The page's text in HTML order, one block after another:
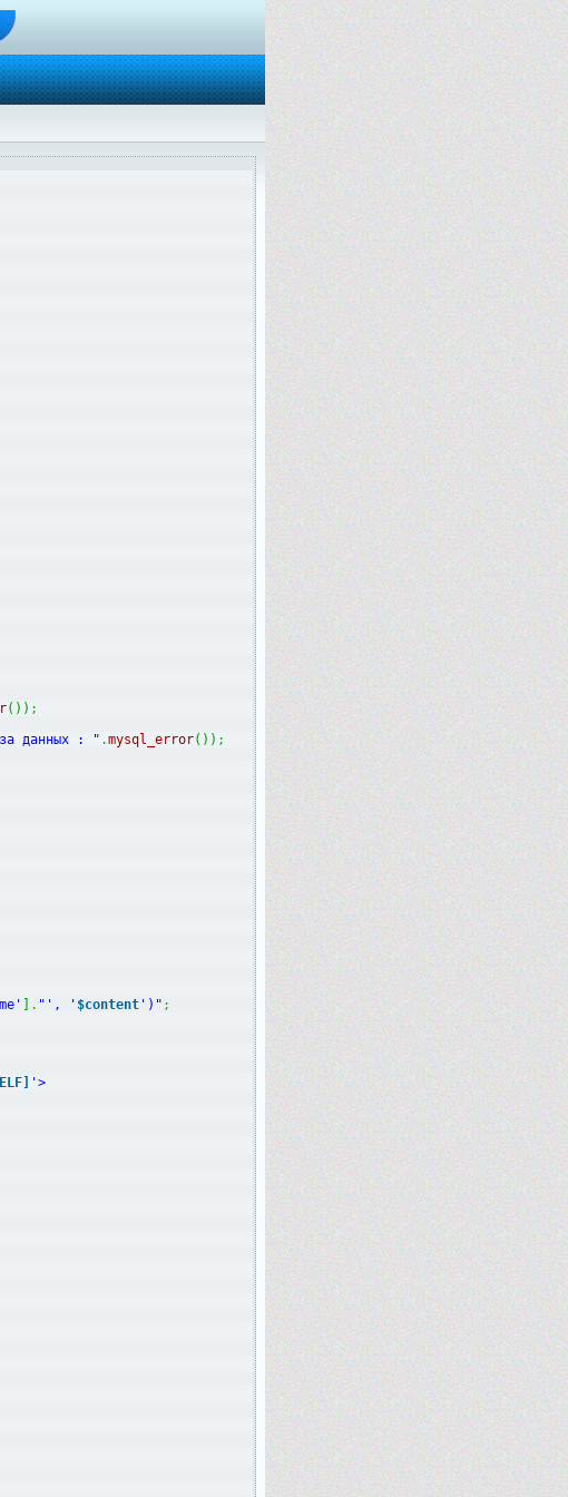
( ) ) ;
данных : " .mysql_error( ) ) ;
. "', ' $content ')" ;
'>